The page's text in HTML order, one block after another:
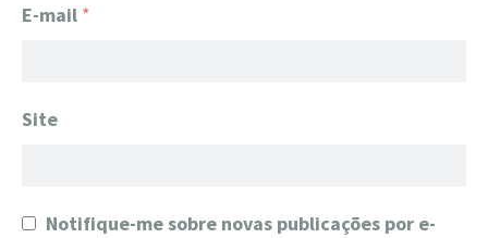
E-mail *
Site
Notifique-me sobre novas publicações por e-